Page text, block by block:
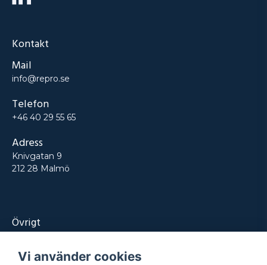
Kontakt
Mail
info@repro.se
Telefon
+46 40 29 55 65
Adress
Knivgatan 9
212 28 Malmö
Övrigt
Vi använder cookies